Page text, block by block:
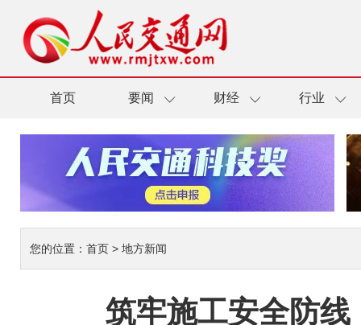
首页 要闻 财经 行业
您的位置： 首页 > 地方新闻
筑牢施工安全防